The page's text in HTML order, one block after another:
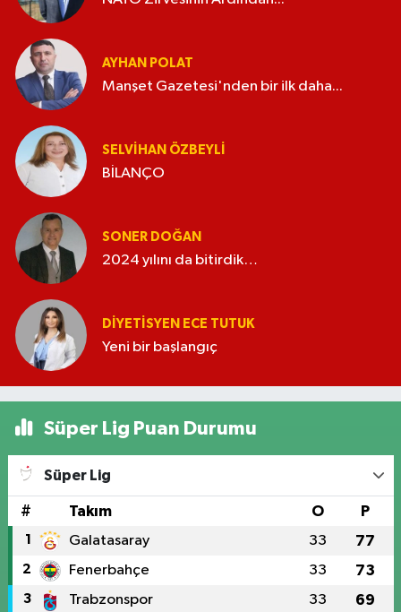
AYHAN POLAT
Manşet Gazetesi'nden bir ilk daha...
SELVIHAN ÖZBEYLI
BİLANÇO
SONER DOĞAN
2024 yılını da bitirdik…
DIYETISYEN ECE TUTUK
Yeni bir başlangıç
Süper Lig Puan Durumu
Süper Lig
# Takım O P
1 Galatasaray 33 77
2 Fenerbahçe 33 73
3 Trabzonspor 33 69